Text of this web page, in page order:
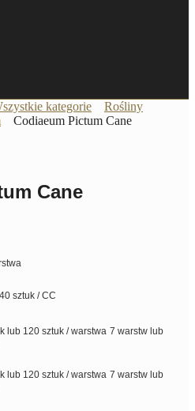
kategorie
Rośliny
Codiaeum Pictum Cane
Cane
sztuk / CC
lub 120 sztuk / warstwa 7 warstw lub
lub 120 sztuk / warstwa 7 warstw lub